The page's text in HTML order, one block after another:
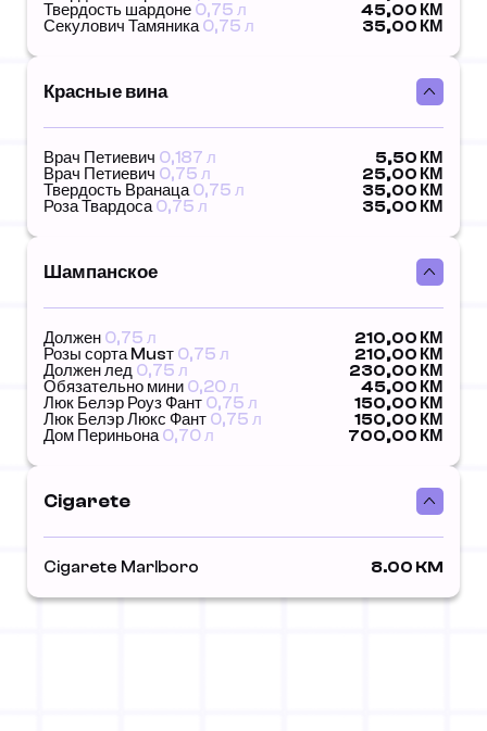
Твердость шардоне 0,75 л
45,00 КМ
Секулович Тамяника0,75 л 35,00 КМ
Красные вина
Врач Петиевич 0,187 л
5,50 КМ
Врач Петиевич 0,75 л
25,00 КМ
Твердость Вранаца0,75 л
35,00 КМ
Роза Твардоса0,75 л 35,00 КМ
Шампанское
Должен 0,75 л
210,00 КМ
Розы сорта Musт 0,75 л
210,00 КМ
Должен лед 0,75 л
230,00 КМ
Обязательно мини 0,20 л
45,00 КМ
Люк Белэр Роуз Фант 0,75 л
150,00 КМ
Люк Белэр Люкс Фант 0,75 л
150,00 КМ
Дом Периньона0,70 л 700,00 КМ
Cigarete
Cigarete Marlboro 8.00 KM